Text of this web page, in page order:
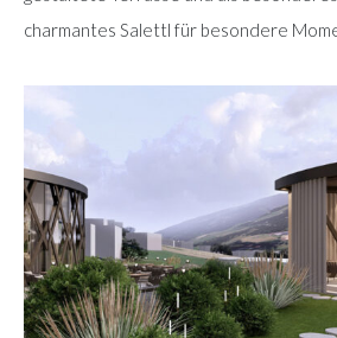
charmantes Salettl für besondere